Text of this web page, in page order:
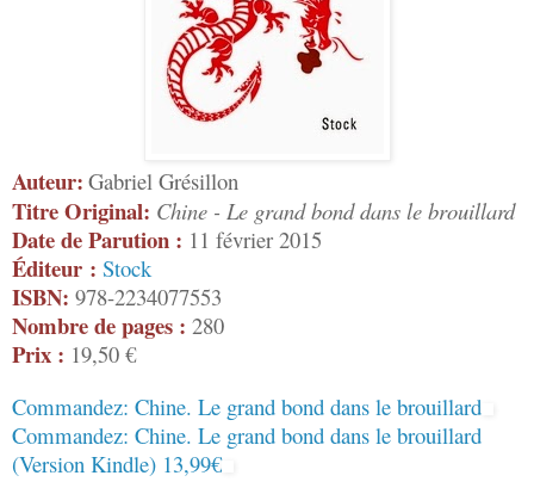
Auteur: Gabriel Grésillon
Titre Original: Chine - Le grand bond dans le brouillard
Date de Parution : 11 février 2015
Éditeur : Stock
ISBN: 978-2234077553
Nombre de pages : 280
Prix : 19,50 €
Commandez: Chine. Le grand bond dans le brouillard
Commandez: Chine. Le grand bond dans le brouillard
(Version Kindle) 13,99€